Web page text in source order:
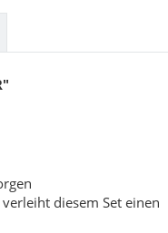
diesem Set einen